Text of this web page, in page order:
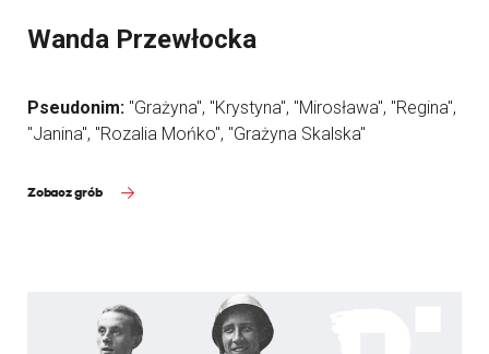
Wanda Przewłocka
Pseudonim: "Grażyna", "Krystyna", "Mirosława", "Regina",
"Janina", "Rozalia Mońko", "Grażyna Skalska"
Zobacz grób